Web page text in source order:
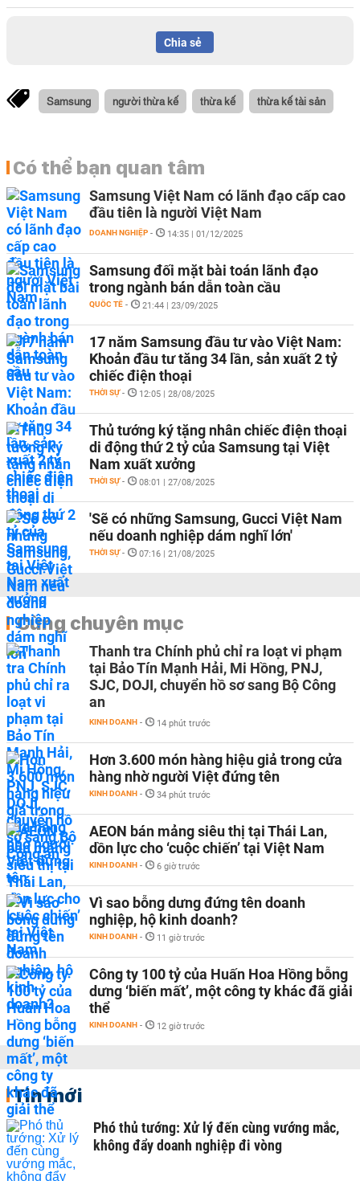
Chia sẻ
Samsung người thừa kế thừa kế thừa kế tài sản
Có thể bạn quan tâm
Samsung Việt Nam có lãnh đạo cấp cao
đầu tiên là người Việt Nam
DOANH NGHIỆP - 14:35 | 01/12/2025
Samsung đối mặt bài toán lãnh đạo
trong ngành bán dẫn toàn cầu
QUỐC TẾ - 21:44 | 23/09/2025
17 năm Samsung đầu tư vào Việt Nam:
Khoản đầu tư tăng 34 lần, sản xuất 2 tỷ
chiếc điện thoại
THỜI SỰ - 12:05 | 28/08/2025
Thủ tướng ký tặng nhân chiếc điện thoại
di động thứ 2 tỷ của Samsung tại Việt
Nam xuất xưởng
THỜI SỰ - 08:01 | 27/08/2025
'Sẽ có những Samsung, Gucci Việt Nam
nếu doanh nghiệp dám nghĩ lớn'
THỜI SỰ - 07:16 | 21/08/2025
Cùng chuyên mục
Thanh tra Chính phủ chỉ ra loạt vi phạm
tại Bảo Tín Mạnh Hải, Mi Hồng, PNJ,
SJC, DOJI, chuyển hồ sơ sang Bộ Công
an
KINH DOANH - 14 phút trước
Hơn 3.600 món hàng hiệu giả trong cửa
hàng nhờ người Việt đứng tên
KINH DOANH - 34 phút trước
AEON bán mảng siêu thị tại Thái Lan,
dồn lực cho ‘cuộc chiến’ tại Việt Nam
KINH DOANH - 6 giờ trước
Vì sao bỗng dưng đứng tên doanh
nghiệp, hộ kinh doanh?
KINH DOANH - 11 giờ trước
Công ty 100 tỷ của Huấn Hoa Hồng bỗng
dưng ‘biến mất’, một công ty khác đã giải
thể
KINH DOANH - 12 giờ trước
Tin mới
Phó thủ tướng: Xử lý đến cùng vướng mắc,
không đẩy doanh nghiệp đi vòng